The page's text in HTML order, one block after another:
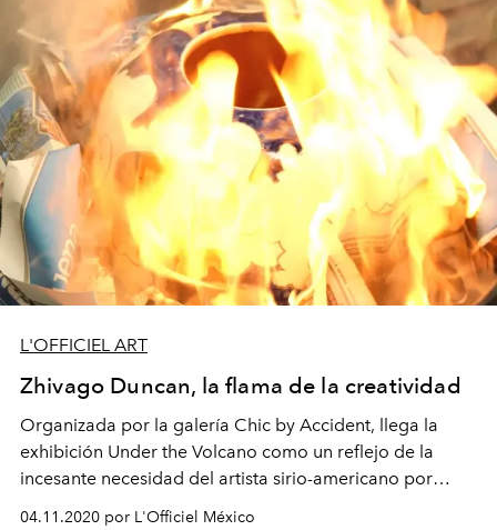
L'OFFICIEL ART
Zhivago Duncan, la flama de la creatividad
Organizada por la galería Chic by Accident, llega la
exhibición Under the Volcano como un reflejo de la
incesante necesidad del artista sirio-americano por
encontrar narrativas visuales creativas.
04.11.2020 por L'Officiel México